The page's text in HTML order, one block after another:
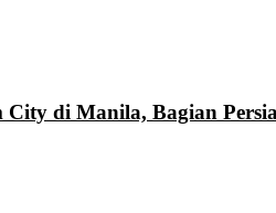
di Manila, Bagian